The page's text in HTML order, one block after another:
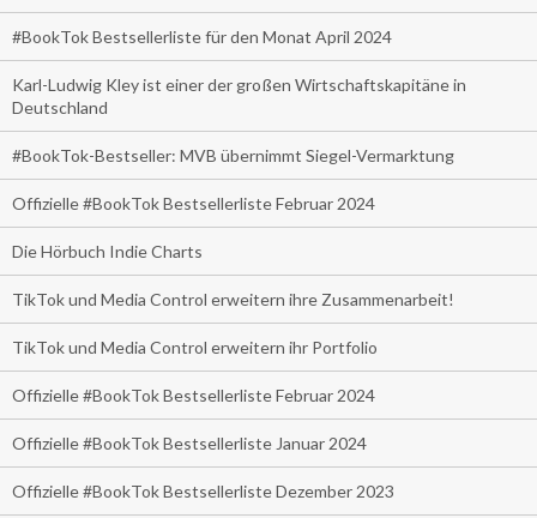
#BookTok Bestsellerliste für den Monat April 2024
Karl-Ludwig Kley ist einer der großen Wirtschaftskapitäne in
Deutschland
#BookTok-Bestseller: MVB übernimmt Siegel-Vermarktung
Offizielle #BookTok Bestsellerliste Februar 2024
Die Hörbuch Indie Charts
TikTok und Media Control erweitern ihre Zusammenarbeit!
TikTok und Media Control erweitern ihr Portfolio
Offizielle #BookTok Bestsellerliste Februar 2024
Offizielle #BookTok Bestsellerliste Januar 2024
Offizielle #BookTok Bestsellerliste Dezember 2023